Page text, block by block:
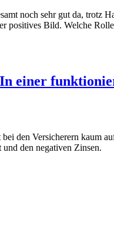
noch sehr gut da,
positives Bild. Welche
einer
den Versicherern kaum
den negativen Zinsen.